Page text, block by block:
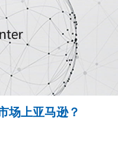
场上亚马逊？